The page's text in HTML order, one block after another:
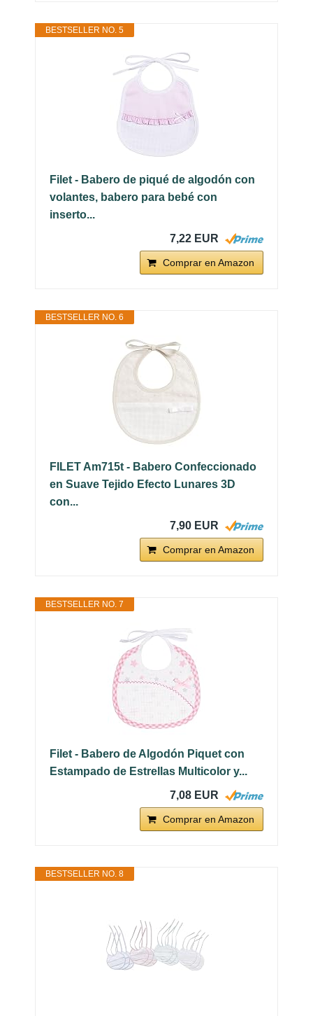
BESTSELLER NO. 5
Filet - Babero de piqué de algodón con
volantes, babero para bebé con
inserto...
7,22 EUR
Comprar en Amazon
BESTSELLER NO. 6
FILET Am715t - Babero Confeccionado
en Suave Tejido Efecto Lunares 3D
con...
7,90 EUR
Comprar en Amazon
BESTSELLER NO. 7
Filet - Babero de Algodón Piquet con
Estampado de Estrellas Multicolor y...
7,08 EUR
Comprar en Amazon
BESTSELLER NO. 8